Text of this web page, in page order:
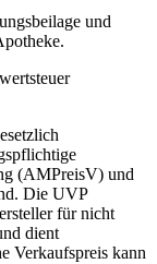
und
(AMPreisV) und
Die UVP
für nicht
dient
Verkaufspreis kann